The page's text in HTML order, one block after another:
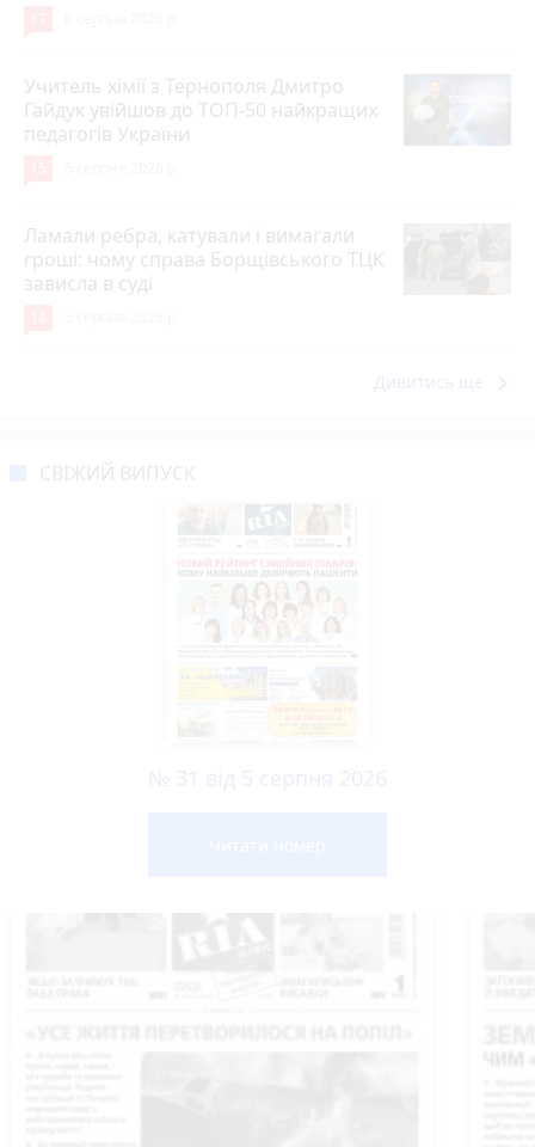
Учитель хімії з Тернополя Дмитро
Гайдук увійшов до ТОП-50 найкращих
педагогів України
Ламали ребра, катували і вимагали
гроші: чому справа Борщівського ТЦК
зависла в суді